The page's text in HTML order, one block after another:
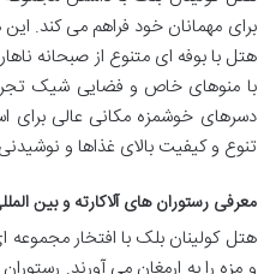
برای مهمانان خود فراهم می کند.
هتل با بوفه ای متنوع از صبحانه
با منوهای خاص و فضایی شیک
دسرهای خوشمزه مکانی عالی برای
تنوع و کیفیت بالای غذاها و
معرفی رستوران های آلاکارته و بین
هتل کولینان بلک با افتخار مجموعه